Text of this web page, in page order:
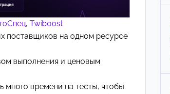
, Twiboost
поставщиков на одном ресурсе
выполнения и ценовым
много времени на тесты, чтобы